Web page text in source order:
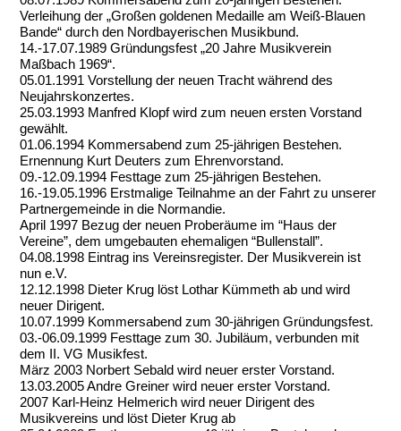
Verleihung der „Großen goldenen Medaille am Weiß-Blauen
Bande“ durch den Nordbayerischen Musikbund.
14.-17.07.1989 Gründungsfest „20 Jahre Musikverein
Maßbach 1969“.
05.01.1991 Vorstellung der neuen Tracht während des
Neujahrskonzertes.
25.03.1993 Manfred Klopf wird zum neuen ersten Vorstand
gewählt.
01.06.1994 Kommersabend zum 25-jährigen Bestehen.
Ernennung Kurt Deuters zum Ehrenvorstand.
09.-12.09.1994 Festtage zum 25-jährigen Bestehen.
16.-19.05.1996 Erstmalige Teilnahme an der Fahrt zu unserer
Partnergemeinde in die Normandie.
April 1997 Bezug der neuen Proberäume im “Haus der
Vereine”, dem umgebauten ehemaligen “Bullenstall”.
04.08.1998 Eintrag ins Vereinsregister. Der Musikverein ist
nun e.V.
12.12.1998 Dieter Krug löst Lothar Kümmeth ab und wird
neuer Dirigent.
10.07.1999 Kommersabend zum 30-jährigen Gründungsfest.
03.-06.09.1999 Festtage zum 30. Jubiläum, verbunden mit
dem II. VG Musikfest.
März 2003 Norbert Sebald wird neuer erster Vorstand.
13.03.2005 Andre Greiner wird neuer erster Vorstand.
2007 Karl-Heinz Helmerich wird neuer Dirigent des
Musikvereins und löst Dieter Krug ab